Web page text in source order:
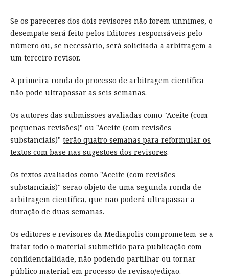
Se os pareceres dos dois revisores não forem unnimes, o
desempate será feito pelos Editores responsáveis pelo
número ou, se necessário, será solicitada a arbitragem a
um terceiro revisor.
A primeira ronda do processo de arbitragem científica
não pode ultrapassar as seis semanas.
Os autores das submissões avaliadas como "Aceite (com
pequenas revisões)" ou "Aceite (com revisões
substanciais)" terão quatro semanas para reformular os
textos com base nas sugestões dos revisores.
Os textos avaliados como "Aceite (com revisões
substanciais)" serão objeto de uma segunda ronda de
arbitragem científica, que não poderá ultrapassar a
duração de duas semanas.
Os editores e revisores da Mediapolis comprometem-se a
tratar todo o material submetido para publicação com
confidencialidade, não podendo partilhar ou tornar
público material em processo de revisão/edição.